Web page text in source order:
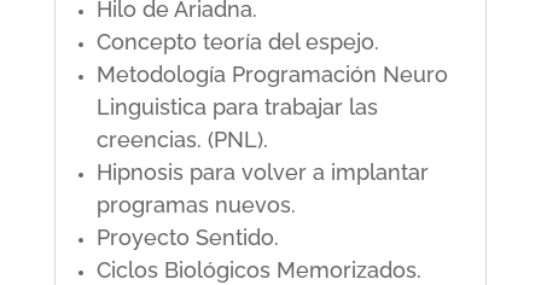
Hilo de Ariadna.
Concepto teoría del espejo.
Metodología Programación Neuro
Linguistica para trabajar las
creencias. (PNL).
Hipnosis para volver a implantar
programas nuevos.
Proyecto Sentido.
Ciclos Biológicos Memorizados.